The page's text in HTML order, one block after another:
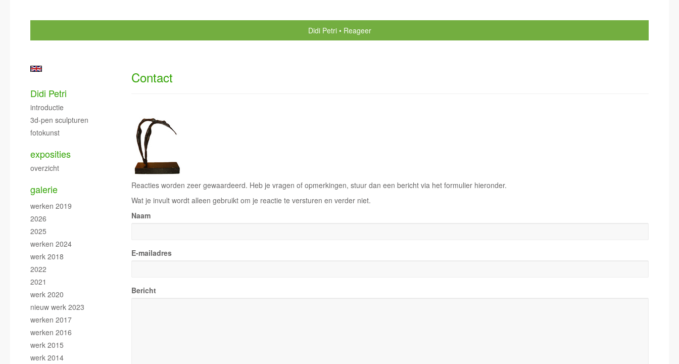
Didi Petri Reageer
Contact
Reacties worden zeer gewaardeerd. Heb je vragen of opmerkingen, stuur dan een bericht via het formulier hieronder.
Wat je invult wordt alleen gebruikt om je reactie te versturen en verder niet.
Naam
E-mailadres
Bericht
Didi Petri
introductie
3d-pen sculpturen
fotokunst
exposities
overzicht
galerie
werken 2019
2026
2025
werken 2024
werk 2018
2022
2021
werk 2020
nieuw werk 2023
werken 2017
werken 2016
werk 2015
werk 2014